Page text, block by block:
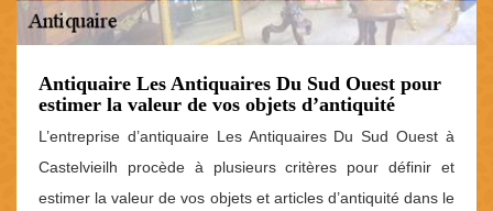
Antiquaire Les Antiquaires Du Sud Ouest pour
estimer la valeur de vos objets d’antiquité
L’entreprise d’antiquaire Les Antiquaires Du Sud Ouest à
Castelvieilh procède à plusieurs critères pour définir et
estimer la valeur de vos objets et articles d’antiquité dans le